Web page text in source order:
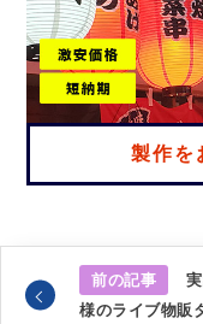
製作を
前の記事
様のライブ物販